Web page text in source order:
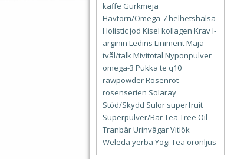
kaffe Gurkmeja
Havtorn/Omega-7helhetshälsa
Holisticjod Kisel kollagen Kravl-
arginin Ledins LinimentMaja
tvål/talkMivitotal Nyponpulver
omega-3 Pukka te q10
rawpowderRosenrot
rosenserien Solaray
Stöd/Skydd Sulor superfruit
Superpulver/BärTea Tree Oil
TranbärUrinvägarVitlök
Weleda yerba Yogi Tea öronljus